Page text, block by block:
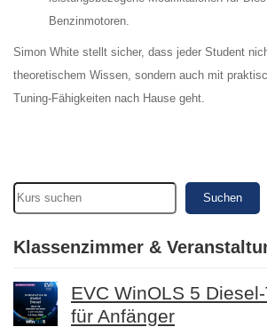
Benzinmotoren.
Simon White stellt sicher, dass jeder Student
theoretischem Wissen, sondern auch mit
Tuning-Fähigkeiten nach Hause geht.
Suchen
Klassenzimmer &
EVC WinOLS 5
für Anfänger